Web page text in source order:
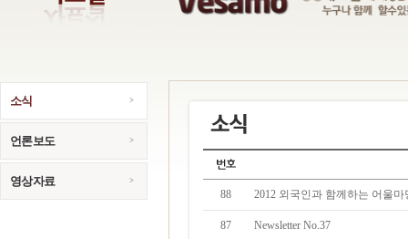
소식
언론보도
영상자료
88 2012 외국인과 함께하는 어울마
87 Newsletter No.37